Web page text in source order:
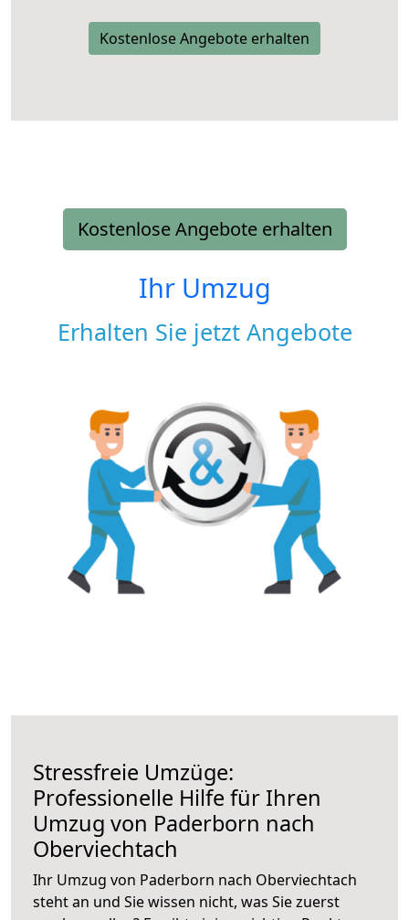
Kostenlose Angebote erhalten
Kostenlose Angebote erhalten
Ihr Umzug
Erhalten Sie jetzt Angebote
Stressfreie Umzüge:
Professionelle Hilfe für Ihren
Umzug von Paderborn nach
Oberviechtach
Ihr Umzug von Paderborn nach Oberviechtach
steht an und Sie wissen nicht, was Sie zuerst